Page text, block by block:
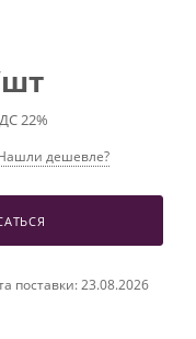
22%
дешевле?
поставки: 23.08.2026